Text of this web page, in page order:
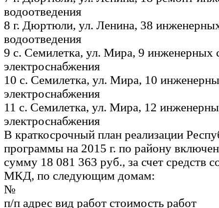
водоотведения
8 г. Дюртюли, ул. Ленина, 38
водоотведения
9 с. Семилетка, ул. Мира, 9 инженерных
электроснабжения
10 с. Семилетка, ул. Мира, 10
электроснабжения
11 с. Семилетка, ул. Мира, 12
электроснабжения
В краткосрочный план реализации
программы на 2015 г. по району
сумму 18 081 363 руб., за счет средств
МКД, по следующим домам:
№
п/п адрес вид работ стоимость работ